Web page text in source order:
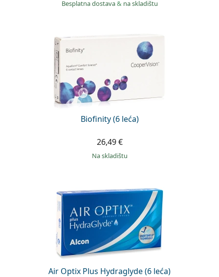
Besplatna dostava& na skladištu
Biofinity (6 leća)
26,49 €
na skladištu
Air Optix Plus Hydraglyde (6 leća)